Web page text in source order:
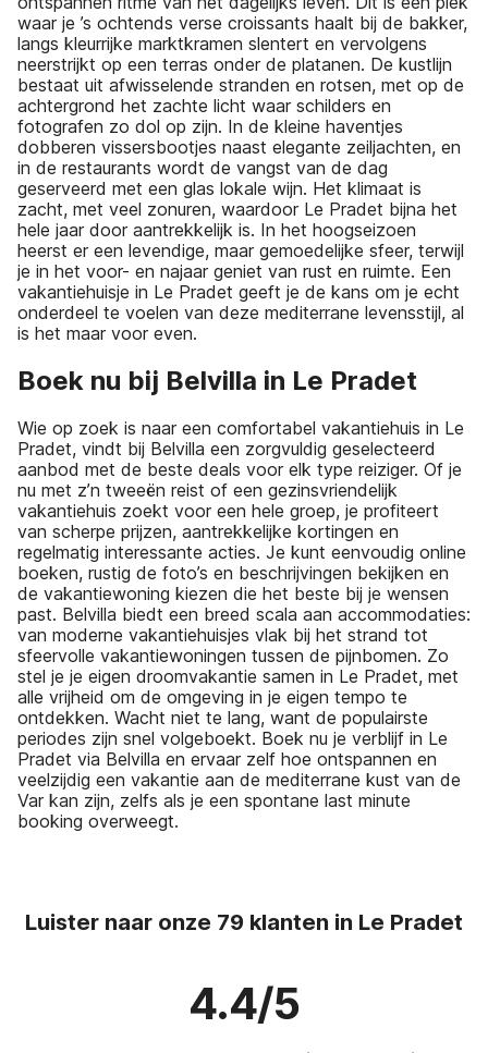
waar je ’s ochtends verse croissants haalt bij de bakker,
langs kleurrijke marktkramen slentert en vervolgens
neerstrijkt op een terras onder de platanen. De kustlijn
bestaat uit afwisselende stranden en rotsen, met op de
achtergrond het zachte licht waar schilders en
fotografen zo dol op zijn. In de kleine haventjes
dobberen vissersbootjes naast elegante zeiljachten, en
in de restaurants wordt de vangst van de dag
geserveerd met een glas lokale wijn. Het klimaat is
zacht, met veel zonuren, waardoor Le Pradet bijna het
hele jaar door aantrekkelijk is. In het hoogseizoen
heerst er een levendige, maar gemoedelijke sfeer, terwijl
je in het voor- en najaar geniet van rust en ruimte. Een
vakantiehuisje in Le Pradet geeft je de kans om je echt
onderdeel te voelen van deze mediterrane levensstijl, al
is het maar voor even.
Boek nu bij Belvilla in Le Pradet
Wie op zoek is naar een comfortabel vakantiehuis in Le
Pradet, vindt bij Belvilla een zorgvuldig geselecteerd
aanbod met de beste deals voor elk type reiziger. Of je
nu met z’n tweeën reist of een gezinsvriendelijk
vakantiehuis zoekt voor een hele groep, je profiteert
van scherpe prijzen, aantrekkelijke kortingen en
regelmatig interessante acties. Je kunt eenvoudig online
boeken, rustig de foto’s en beschrijvingen bekijken en
de vakantiewoning kiezen die het beste bij je wensen
past. Belvilla biedt een breed scala aan accommodaties:
van moderne vakantiehuisjes vlak bij het strand tot
sfeervolle vakantiewoningen tussen de pijnbomen. Zo
stel je je eigen droomvakantie samen in Le Pradet, met
alle vrijheid om de omgeving in je eigen tempo te
ontdekken. Wacht niet te lang, want de populairste
periodes zijn snel volgeboekt. Boek nu je verblijf in Le
Pradet via Belvilla en ervaar zelf hoe ontspannen en
veelzijdig een vakantie aan de mediterrane kust van de
Var kan zijn, zelfs als je een spontane last minute
booking overweegt.
Luister naar onze 79 klanten in Le Pradet
4.4/5